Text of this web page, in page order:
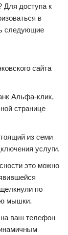
Для доступа к
в
следующие
сайта
Альфа-клик,
странице
из семи
услуги.
это можно
по
мышки.
ваш телефон